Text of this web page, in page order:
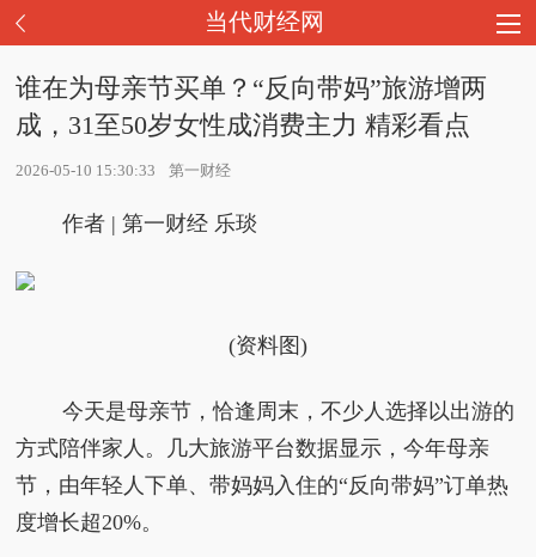
当代财经网
谁在为母亲节买单？“反向带妈”旅游增两
成，31至50岁女性成消费主力 精彩看点
2026-05-10 15:30:33 第一财经
作者 | 第一财经 乐琰
(资料图)
今天是母亲节，恰逢周末，不少人选择以出游的
方式陪伴家人。几大旅游平台数据显示，今年母亲
节，由年轻人下单、带妈妈入住的“反向带妈”订单热
度增长超20%。